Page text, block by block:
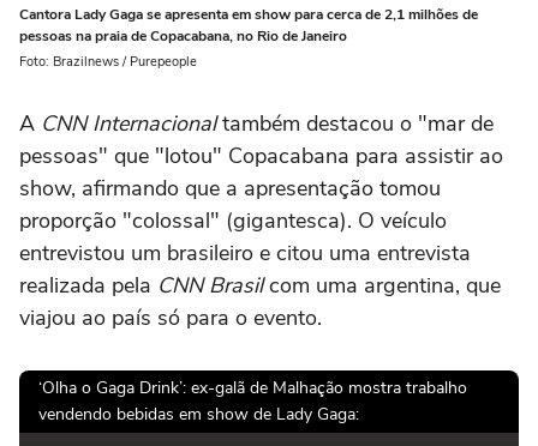
Cantora Lady Gaga se apresenta em show para cerca de 2,1 milhões de
pessoas na praia de Copacabana, no Rio de Janeiro
Foto: Brazilnews / Purepeople
A CNN Internacionaltambém destacou o "mar de
pessoas" que "lotou" Copacabana para assistir ao
show, afirmando que a apresentação tomou
proporção "colossal" (gigantesca). O veículo
entrevistou um brasileiro e citou uma entrevista
realizada pela CNN Brasilcom uma argentina, que
viajou ao país só para o evento.
‘Olha o Gaga Drink’: ex-galã de Malhação mostra trabalho
vendendo bebidas em show de Lady Gaga: